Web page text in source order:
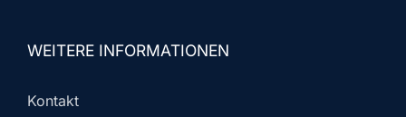
WEITERE INFORMATIONEN
Kontakt